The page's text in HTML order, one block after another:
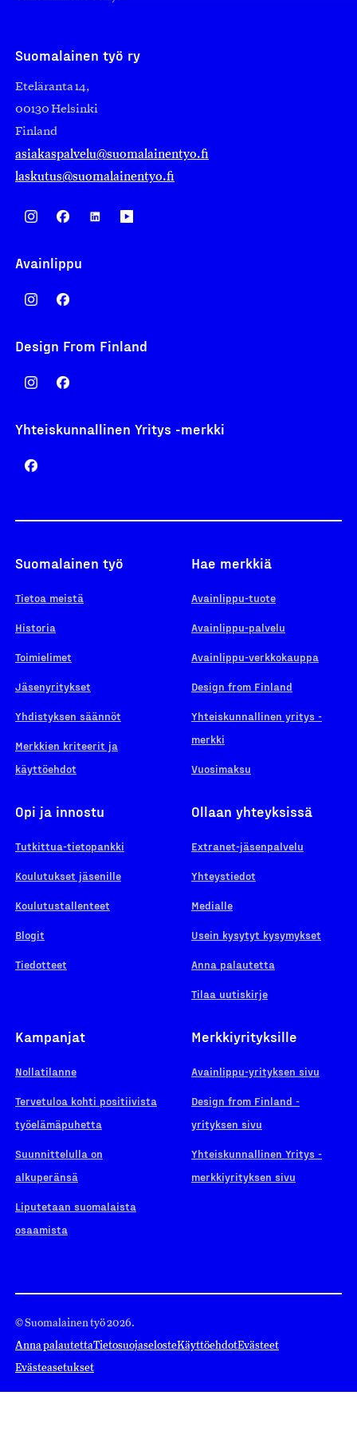
Suomalainen työ ry
Eteläranta 14,
00130 Helsinki
Finland
asiakaspalvelu@suomalainentyo.fi
laskutus@suomalainentyo.fi
Avainlippu
Design From Finland
Yhteiskunnallinen Yritys -merkki
Suomalainen työ
Tietoa meistä
Historia
Toimielimet
Jäsenyritykset
Yhdistyksen säännöt
Merkkien kriteerit ja
käyttöehdot
Hae merkkiä
Avainlippu-tuote
Avainlippu-palvelu
Avainlippu-verkkokauppa
Design from Finland
Yhteiskunnallinen yritys -
merkki
Vuosimaksu
Opi ja innostu
Tutkittua-tietopankki
Koulutukset jäsenille
Koulutustallenteet
Blogit
Tiedotteet
Ollaan yhteyksissä
Extranet-jäsenpalvelu
Yhteystiedot
Medialle
Usein kysytyt kysymykset
Anna palautetta
Tilaa uutiskirje
Kampanjat
Nollatilanne
Tervetuloa kohti positiivista
työelämäpuhetta
Suunnittelulla on
alkuperänsä
Liputetaan suomalaista
osaamista
Merkkiyrityksille
Avainlippu-yrityksen sivu
Design from Finland -
yrityksen sivu
Yhteiskunnallinen Yritys -
merkkiyrityksen sivu
© Suomalainen työ 2026.
Anna palautettaTietosuojaselosteKäyttöehdotEvästeet
Evästeasetukset